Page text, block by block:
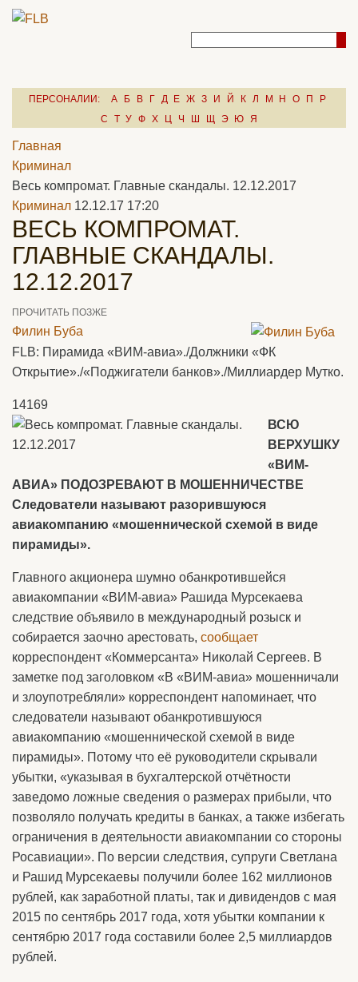
ПЕРСОНАЛИИ: А Б В Г Д Е Ж З И Й К Л М Н О П
Р
С
Т У Ф Х Ц Ч Ш Щ Э Ю Я
Главная
Криминал
Весь компромат. Главные скандалы. 12.12.2017
Криминал 12.12.17 17:20
ВЕСЬ КОМПРОМАТ.
ГЛАВНЫЕ СКАНДАЛЫ.
12.12.2017
ПРОЧИТАТЬ ПОЗЖЕ
Филин Буба
FLB: Пирамида «ВИМ-авиа»./Должники «ФК
Открытие»./«Поджигатели банков»./Миллиардер Мутко.
14169
ВСЮ
ВЕРХУШКУ
«ВИМ-
АВИА» ПОДОЗРЕВАЮТ В МОШЕННИЧЕСТВЕ
Следователи называют разорившуюся
авиакомпанию «мошеннической схемой в виде
пирамиды».
Главного акционера шумно обанкротившейся
авиакомпании «ВИМ-авиа» Рашида Мурсекаева
следствие объявило в международный розыск и
собирается заочно арестовать, сообщает
корреспондент «Коммерсанта» Николай Сергеев. В
заметке под заголовком «В «ВИМ-авиа» мошенничали
и злоупотребляли» корреспондент напоминает, что
следователи называют обанкротившуюся
авиакомпанию «мошеннической схемой в виде
пирамиды». Потому что её руководители скрывали
убытки, «указывая в бухгалтерской отчётности
заведомо ложные сведения о размерах прибыли, что
позволяло получать кредиты в банках, а также избегать
ограничения в деятельности авиакомпании со стороны
Росавиации». По версии следствия, супруги Светлана
и Рашид Мурсекаевы получили более 162 миллионов
рублей, как заработной платы, так и дивидендов с мая
2015 по сентябрь 2017 года, хотя убытки компании к
сентябрю 2017 года составили более 2,5 миллиардов
рублей.